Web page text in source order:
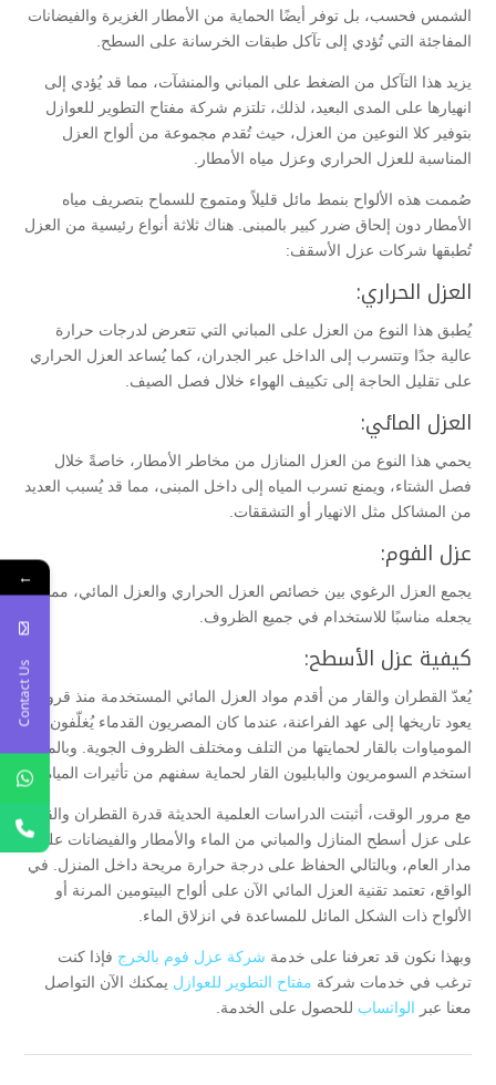
الشمس فحسب، بل توفر أيضًا الحماية من الأمطار الغزيرة والفيضانات
المفاجئة التي تُؤدي إلى تآكل طبقات الخرسانة على السطح.
يزيد هذا التآكل من الضغط على المباني والمنشآت، مما قد يُؤدي إلى
انهيارها على المدى البعيد، لذلك، تلتزم شركة مفتاح التطوير للعوازل
بتوفير كلا النوعين من العزل، حيث تُقدم مجموعة من ألواح العزل
المناسبة للعزل الحراري وعزل مياه الأمطار.
صُممت هذه الألواح بنمط مائل قليلاً ومتموج للسماح بتصريف مياه
الأمطار دون إلحاق ضرر كبير بالمبنى. هناك ثلاثة أنواع رئيسية من العزل
تُطبقها شركات عزل الأسقف:
العزل الحراري:
يُطبق هذا النوع من العزل على المباني التي تتعرض لدرجات حرارة
عالية جدًا وتتسرب إلى الداخل عبر الجدران، كما يُساعد العزل الحراري
على تقليل الحاجة إلى تكييف الهواء خلال فصل الصيف.
العزل المائي:
يحمي هذا النوع من العزل المنازل من مخاطر الأمطار، خاصةً خلال
فصل الشتاء، ويمنع تسرب المياه إلى داخل المبنى، مما قد يُسبب العديد
من المشاكل مثل الانهيار أو التشققات.
عزل الفوم:
يجمع العزل الرغوي بين خصائص العزل الحراري والعزل المائي، مما
يجعله مناسبًا للاستخدام في جميع الظروف.
كيفية عزل الأسطح:
يُعدّ القطران والقار من أقدم مواد العزل المائي المستخدمة منذ قرون.
يعود تاريخها إلى عهد الفراعنة، عندما كان المصريون القدماء يُغلّفون
المومياوات بالقار لحمايتها من التلف ومختلف الظروف الجوية. وبالمثل،
استخدم السومريون والبابليون القار لحماية سفنهم من تأثيرات المياه.
مع مرور الوقت، أثبتت الدراسات العلمية الحديثة قدرة القطران والقار
على عزل أسطح المنازل والمباني من الماء والأمطار والفيضانات على
مدار العام، وبالتالي الحفاظ على درجة حرارة مريحة داخل المنزل. في
الواقع، تعتمد تقنية العزل المائي الآن على ألواح البيتومين المرنة أو
الألواح ذات الشكل المائل للمساعدة في انزلاق الماء.
وبهذا نكون قد تعرفنا على خدمة شركة عزل فوم بالخرج فإذا كنت
ترغب في خدمات شركة مفتاح التطوير للعوازل يمكنك الآن التواصل
معنا عبر الواتساب للحصول على الخدمة.
←
Contact Us